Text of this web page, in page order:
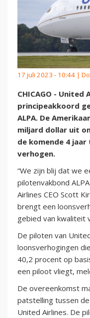
17 juli 2023 - 10:44 |
CHICAGO -
principeakkoord
ALPA. De
miljard dollar uit
de komende 4
verhogen.
“We zijn blij dat we
pilotenvakbond
Airlines CEO Scott
brengt een
gebied van kwaliteit
De piloten van
loonsverhogingen
40,2 procent op
een piloot vliegt,
De overeenkomst
patstelling tussen
United Airlines. De